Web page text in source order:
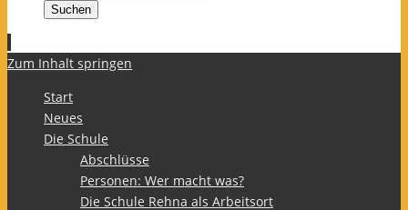
Suchen
Zum Inhalt springen
Start
Neues
Die Schule
Abschlüsse
Personen: Wer macht was?
Die Schule Rehna als Arbeitsort